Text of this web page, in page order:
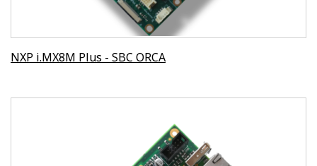
NXP i.MX8M Plus - SBC ORCA